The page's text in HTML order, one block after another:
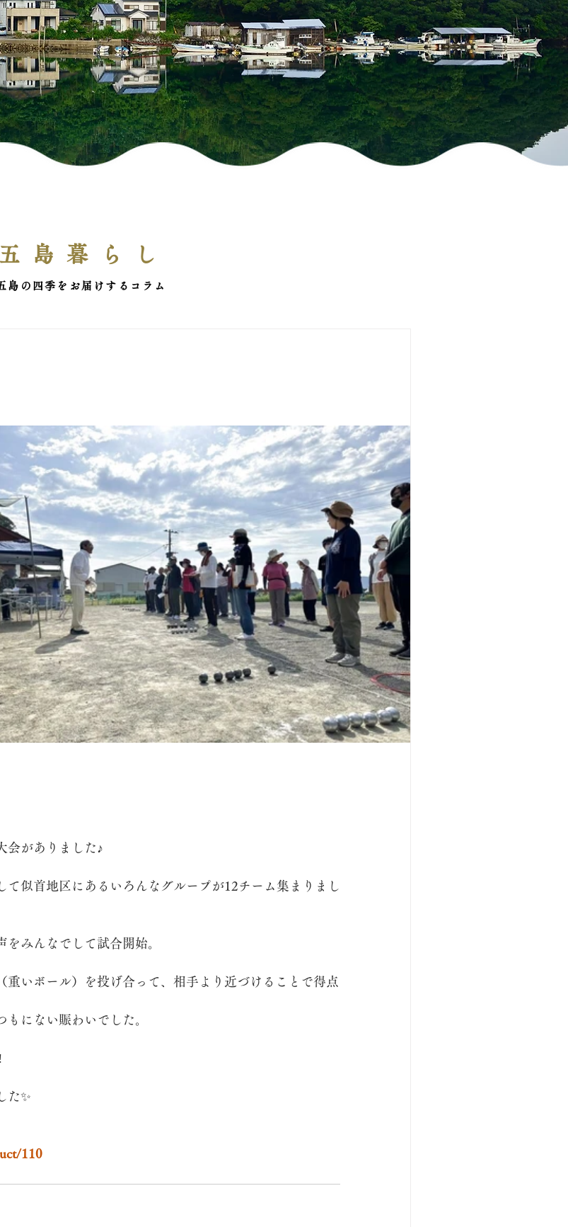
五島暮らし
五島の四季をお届けするコラム
会がありました♪
て似首地区にあるいろんなグループが12チーム集まりまし
をみんなでして試合開始。
重いボール）を投げ合って、相手より近づけることで得点
にない賑わいでした。
た✨
110